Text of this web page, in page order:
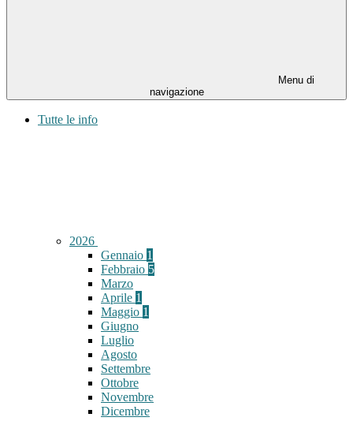
Menu di
navigazione
Tutte le info
2026
Gennaio 1
Febbraio 5
Marzo
Aprile 1
Maggio 1
Giugno
Luglio
Agosto
Settembre
Ottobre
Novembre
Dicembre